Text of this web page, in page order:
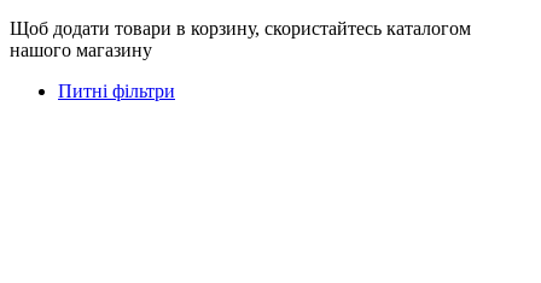
Щоб додати товари в корзину, скористайтесь каталогом
нашого магазину
Питні фільтри